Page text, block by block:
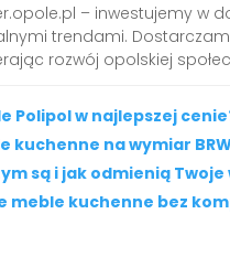
– inwestujemy w
trendami.
rozwój opolskiej
Polipol w najlepszej
kuchenne na wymiar
są i jak odmienią
meble kuchenne bez